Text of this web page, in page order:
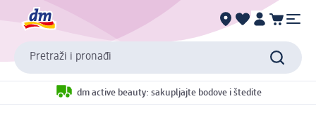
Pretraži i pronađi
dm active beauty: sakupljajte bodove i štedite